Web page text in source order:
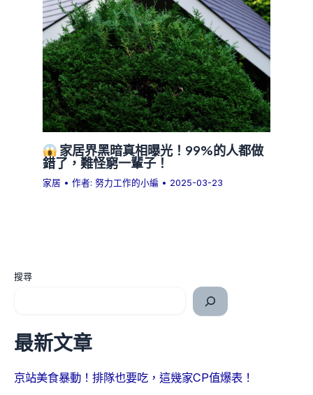
家居界黑暗真相曝光！99%的人都做
錯了，難怪窮一輩子！
家居 • 作者:努力工作的小編 • 2025-03-23
搜尋
最新文章
京站美食暴動！排隊也要吃，這幾家CP值爆表！